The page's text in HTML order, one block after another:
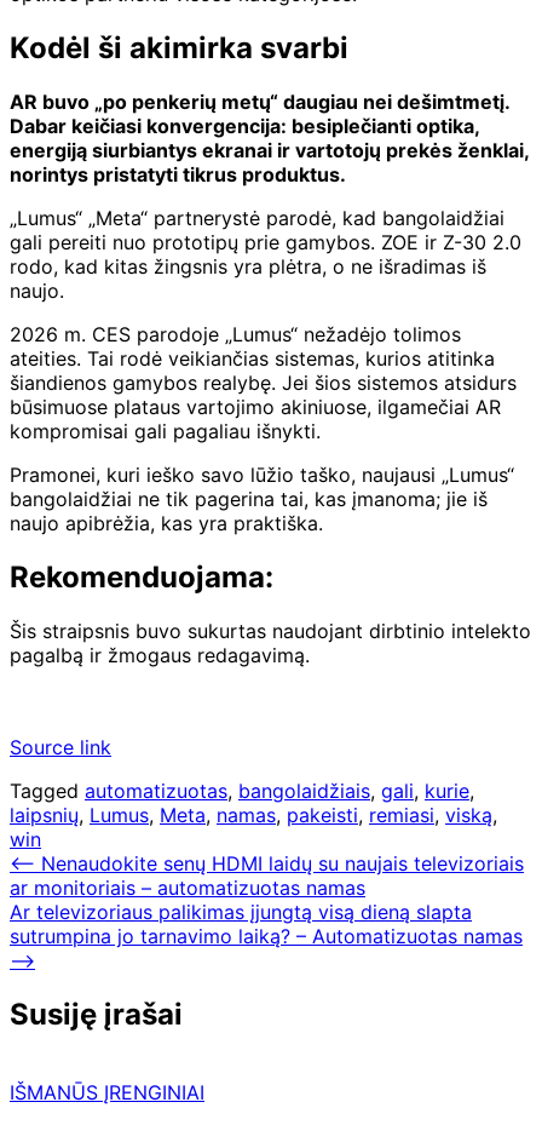
Kodėl ši akimirka svarbi
AR buvo „po penkerių metų“ daugiau nei dešimtmetį.
Dabar keičiasi konvergencija: besiplečianti optika,
energiją siurbiantys ekranai ir vartotojų prekės ženklai,
norintys pristatyti tikrus produktus.
„Lumus“ „Meta“ partnerystė parodė, kad bangolaidžiai
gali pereiti nuo prototipų prie gamybos. ZOE ir Z-30 2.0
rodo, kad kitas žingsnis yra plėtra, o ne išradimas iš
naujo.
2026 m. CES parodoje „Lumus“ nežadėjo tolimos
ateities. Tai rodė veikiančias sistemas, kurios atitinka
šiandienos gamybos realybę. Jei šios sistemos atsidurs
būsimuose plataus vartojimo akiniuose, ilgamečiai AR
kompromisai gali pagaliau išnykti.
Pramonei, kuri ieško savo lūžio taško, naujausi „Lumus“
bangolaidžiai ne tik pagerina tai, kas įmanoma; jie iš
naujo apibrėžia, kas yra praktiška.
Rekomenduojama:
Šis straipsnis buvo sukurtas naudojant dirbtinio intelekto
pagalbą ir žmogaus redagavimą.
Source link
Tagged automatizuotas, bangolaidžiais, gali, kurie,
laipsnių, Lumus, Meta, namas, pakeisti, remiasi, viską,
win
Navigacija
tarp
įrašų
⟵ Nenaudokite senų HDMI laidų su naujais televizoriais
ar monitoriais – automatizuotas namas
Ar televizoriaus palikimas įjungtą visą dieną slapta
sutrumpina jo tarnavimo laiką? – Automatizuotas namas
⟶
Susiję įrašai
IŠMANŪS ĮRENGINIAI